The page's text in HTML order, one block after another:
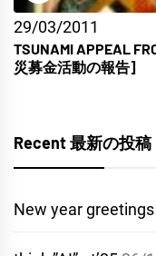
29/03/2011
TSUNAMI APPEAL
災募金活動の報告]
Recent 最新の投稿
New year greetings